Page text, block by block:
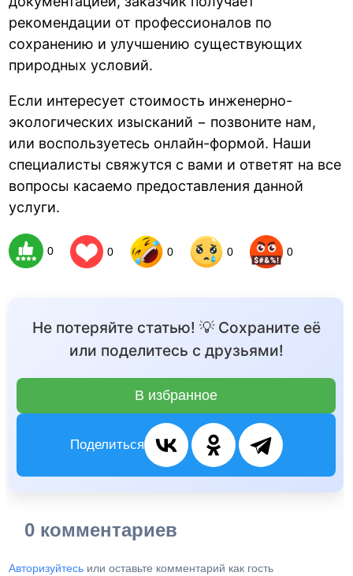
рекомендации от профессионалов по
сохранению и улучшению существующих
природных условий.
Если интересует стоимость инженерно-
экологических изысканий − позвоните нам,
или воспользуетесь онлайн-формой. Наши
специалисты свяжутся с вами и ответят на все
вопросы касаемо предоставления данной
услуги.
0 0 0 0 0
Не потеряйте статью! 💡 Сохраните её
или поделитесь с друзьями!
В избранное
Поделиться
0 комментариев
Авторизуйтесь или оставьте комментарий как гость